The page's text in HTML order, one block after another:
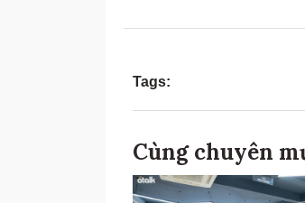
Tags:
Cùng chuyên